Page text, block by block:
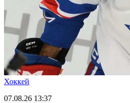
Хоккей
07.08.26 13:37